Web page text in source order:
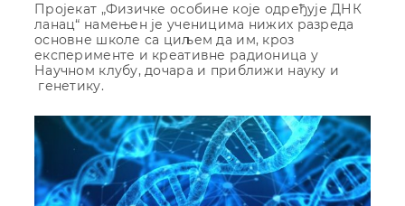
Пројекат „Физичке особине које одређује ДНК
ланац“ намењен је ученицима нижих разреда
основне школе са циљем да им, кроз
експерименте и креативне радионица у
Научном клубу, дочара и приближи науку и
генетику.